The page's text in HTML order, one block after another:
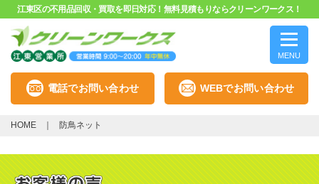
江東区の不用品回収・買取を即日対応！無料見積もりならクリーンワークス！
MENU
電話でお問い合わせ WEBでお問い合わせ
HOME 防鳥ネット